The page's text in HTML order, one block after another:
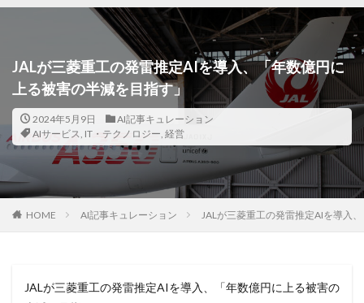
JALが三菱重工の発雷推定AIを導入、「年数億円に
上る被害の半減を目指す」
2024年5月9日
AI記事キュレーション
AIサービス, IT・テクノロジー, 経営
HOME AI記事キュレーション JALが三菱重工の発雷推定AIを導入
JALが三菱重工の発雷推定AIを導入、「年数億円に上る被害の